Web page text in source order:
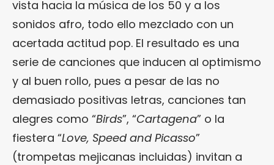
vista hacia la música de los 50 y a los
sonidos afro, todo ello mezclado con un
acertada actitud pop. El resultado es una
serie de canciones que inducen al optimismo
y al buen rollo, pues a pesar de las no
demasiado positivas letras, canciones tan
alegres como “Birds”, “Cartagena” o la
fiestera “Love, Speed and Picasso”
(trompetas mejicanas incluidas) invitan a